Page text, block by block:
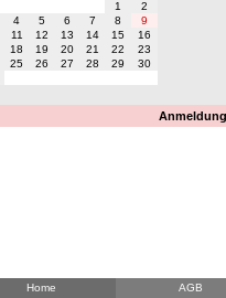
1
2
4 5 6 7 8
9
11 12 13 14 15
16
18 19 20 21 22
23
25 26 27 28 29
30
Home AGB